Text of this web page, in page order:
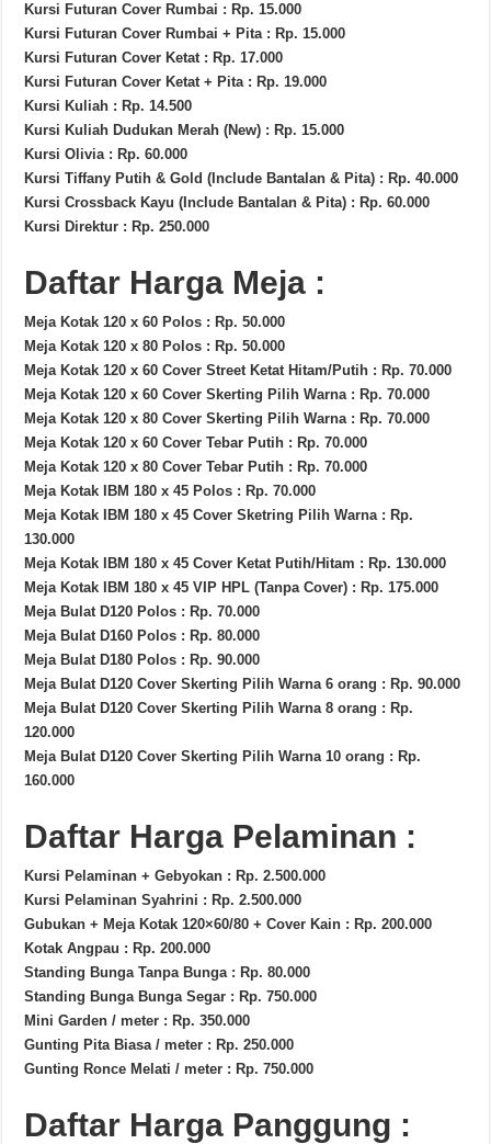
Kursi Futuran Cover Rumbai : Rp. 15.000
Kursi Futuran Cover Rumbai + Pita : Rp. 15.000
Kursi Futuran Cover Ketat : Rp. 17.000
Kursi Futuran Cover Ketat + Pita : Rp. 19.000
Kursi Kuliah : Rp. 14.500
Kursi Kuliah Dudukan Merah (New) : Rp. 15.000
Kursi Olivia : Rp. 60.000
Kursi Tiffany Putih & Gold (Include Bantalan & Pita) : Rp. 40.000
Kursi Crossback Kayu (Include Bantalan & Pita) : Rp. 60.000
Kursi Direktur : Rp. 250.000
Daftar Harga Meja :
Meja Kotak 120 x 60 Polos : Rp. 50.000
Meja Kotak 120 x 80 Polos : Rp. 50.000
Meja Kotak 120 x 60 Cover Street Ketat Hitam/Putih : Rp. 70.000
Meja Kotak 120 x 60 Cover Skerting Pilih Warna : Rp. 70.000
Meja Kotak 120 x 80 Cover Skerting Pilih Warna : Rp. 70.000
Meja Kotak 120 x 60 Cover Tebar Putih : Rp. 70.000
Meja Kotak 120 x 80 Cover Tebar Putih : Rp. 70.000
Meja Kotak IBM 180 x 45 Polos : Rp. 70.000
Meja Kotak IBM 180 x 45 Cover Sketring Pilih Warna : Rp.
130.000
Meja Kotak IBM 180 x 45 Cover Ketat Putih/Hitam : Rp. 130.000
Meja Kotak IBM 180 x 45 VIP HPL (Tanpa Cover) : Rp. 175.000
Meja Bulat D120 Polos : Rp. 70.000
Meja Bulat D160 Polos : Rp. 80.000
Meja Bulat D180 Polos : Rp. 90.000
Meja Bulat D120 Cover Skerting Pilih Warna 6 orang : Rp. 90.000
Meja Bulat D120 Cover Skerting Pilih Warna 8 orang : Rp.
120.000
Meja Bulat D120 Cover Skerting Pilih Warna 10 orang : Rp.
160.000
Daftar Harga Pelaminan :
Kursi Pelaminan + Gebyokan : Rp. 2.500.000
Kursi Pelaminan Syahrini : Rp. 2.500.000
Gubukan + Meja Kotak 120×60/80 + Cover Kain : Rp. 200.000
Kotak Angpau : Rp. 200.000
Standing Bunga Tanpa Bunga : Rp. 80.000
Standing Bunga Bunga Segar : Rp. 750.000
Mini Garden / meter : Rp. 350.000
Gunting Pita Biasa / meter : Rp. 250.000
Gunting Ronce Melati / meter : Rp. 750.000
Daftar Harga Panggung :